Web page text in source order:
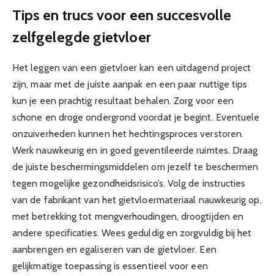
Tips en trucs voor een succesvolle
zelfgelegde gietvloer
Het leggen van een gietvloer kan een uitdagend project
zijn, maar met de juiste aanpak en een paar nuttige tips
kun je een prachtig resultaat behalen. Zorg voor een
schone en droge ondergrond voordat je begint. Eventuele
onzuiverheden kunnen het hechtingsproces verstoren.
Werk nauwkeurig en in goed geventileerde ruimtes. Draag
de juiste beschermingsmiddelen om jezelf te beschermen
tegen mogelijke gezondheidsrisico’s. Volg de instructies
van de fabrikant van het gietvloermateriaal nauwkeurig op,
met betrekking tot mengverhoudingen, droogtijden en
andere specificaties. Wees geduldig en zorgvuldig bij het
aanbrengen en egaliseren van de gietvloer. Een
gelijkmatige toepassing is essentieel voor een